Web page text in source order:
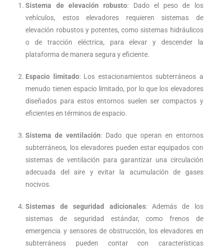
Sistema de elevación robusto: Dado el peso de los
vehículos, estos elevadores requieren sistemas de
elevación robustos y potentes, como sistemas hidráulicos
o de tracción eléctrica, para elevar y descender la
plataforma de manera segura y eficiente.
Espacio limitado: Los estacionamientos subterráneos a
menudo tienen espacio limitado, por lo que los elevadores
diseñados para estos entornos suelen ser compactos y
eficientes en términos de espacio.
Sistema de ventilación: Dado que operan en entornos
subterráneos, los elevadores pueden estar equipados con
sistemas de ventilación para garantizar una circulación
adecuada del aire y evitar la acumulación de gases
nocivos.
Sistemas de seguridad adicionales: Además de los
sistemas de seguridad estándar, como frenos de
emergencia y sensores de obstrucción, los elevadores en
subterráneos pueden contar con características